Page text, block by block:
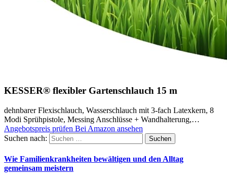
KESSER® flexibler Gartenschlauch 15 m
dehnbarer Flexischlauch, Wasserschlauch mit 3-fach Latexkern, 8
Modi Sprühpistole, Messing Anschlüsse + Wandhalterung,…
Angebotspreis prüfen Bei Amazon ansehen
Suchen nach:
Wie Familienkrankheiten bewältigen und den Alltag
gemeinsam meistern